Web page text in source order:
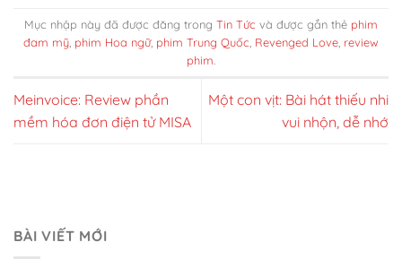
Mục nhập này đã được đăng trong Tin Tức và được gắn thẻ phim
đam mỹ phim Hoa ngữ, phim Trung Quốc Revenged Love review
phim
Meinvoice: Review phần
mềm hóa đơn điện tử MISA
Một con vịt: Bài hát thiếu nhi
vui nhộn, dễ nhớ
BÀI VIẾT MỚI